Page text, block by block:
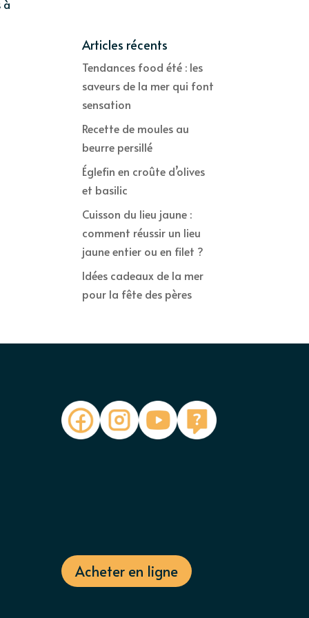
à
Articles récents
Tendances food été : les
saveurs de la mer qui font
sensation
Recette de moules au
beurre persillé
Églefin en croûte d’olives
et basilic
Cuisson du lieu jaune :
comment réussir un lieu
jaune entier ou en filet ?
Idées cadeaux de la mer
pour la fête des pères
Acheter en ligne